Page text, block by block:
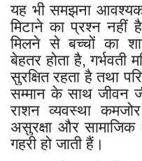
यह भी समझना
मिटाने का प्रश्न नहीं
मिलने से बच्चों का
बेहतर होता है, गर्भवती
सुरक्षित रहता है तथा
सम्मान के साथ जीवन
राशन व्यवस्था
असुरक्षा और
गहरी हो जाती हैं।